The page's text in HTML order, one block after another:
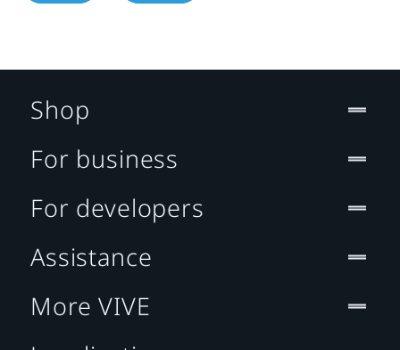
Shop
For business
For developers
Assistance
More VIVE